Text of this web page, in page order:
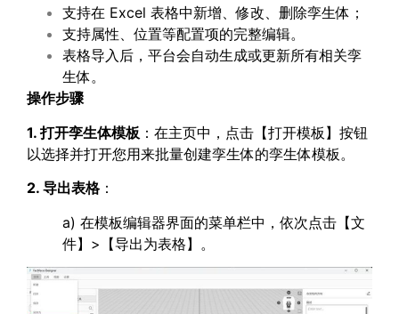
支持在 Excel 表格中新增、修改、删除孪生体；
支持属性、位置等配置项的完整编辑。
表格导入后，平台会自动生成或更新所有相关孪
生体。
操作步骤
1. 打开孪生体模板 ：在主页中，点击【打开模板】按钮
以选择并打开您用来批量创建孪生体的孪生体模板。
2. 导出表格：
a) 在模板编辑器界面的菜单栏中，依次点击【文
件】>【导出为表格】。